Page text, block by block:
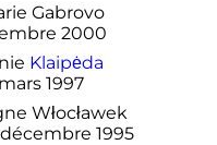
Gabrovo
2000
Klaipėda
1997
Włocławek
1995